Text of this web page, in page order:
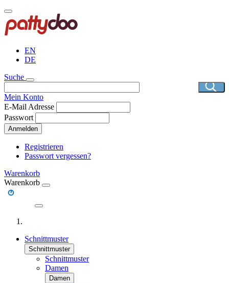
Direkt
zum
Inhalt
EN
DE
Suche
Mein Konto
E-Mail Adresse
Passwort
Anmelden
Registrieren
Passwort vergessen?
Warenkorb
Warenkorb
Schnittmuster
Schnittmuster
Schnittmuster
Damen
Damen